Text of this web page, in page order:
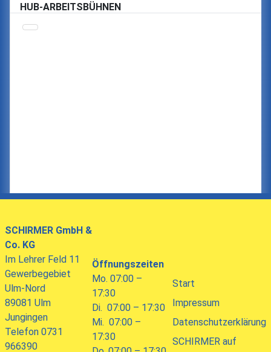
HUB-ARBEITSBÜHNEN
SCHIRMER GmbH &
Co. KG
Im Lehrer Feld 11
Gewerbegebiet
Ulm-Nord
89081 Ulm
Jungingen
Telefon 0731
966390
Öffnungszeiten
Mo. 07:00 –
17:30
Di. 07:00 – 17:30
Mi. 07:00 –
17:30
Start
Impressum
Datenschutzerklärung
SCHIRMER auf